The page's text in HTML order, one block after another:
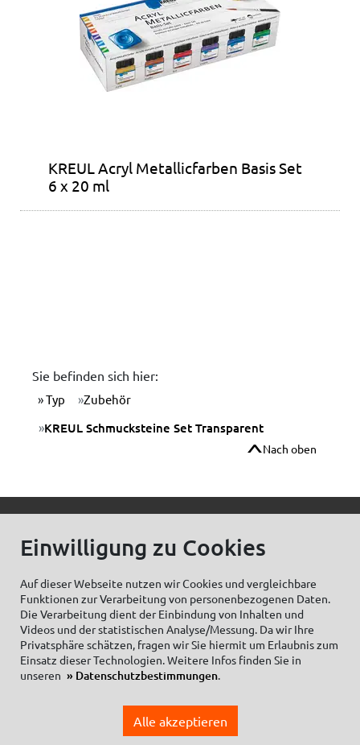
KREUL Acryl Metallicfarben Basis Set
6 x 20 ml
Sie befinden sich hier:
Typ Zubehör
KREUL Schmucksteine Set Transparent
Nach oben
Zum Newsletter anmelden:
Cookieeinstellungen
Impressum
Datenschutzhinweise Social Media
Einkaufsbedingungen
Einwilligung zu Cookies
Auf dieser Webseite nutzen wir Cookies und vergleichbare
Funktionen zur Verarbeitung von personenbezogenen Daten.
Die Verarbeitung dient der Einbindung von Inhalten und
Videos und der statistischen Analyse/Messung. Da wir Ihre
Privatsphäre schätzen, fragen wir Sie hiermit um Erlaubnis zum
Einsatz dieser Technologien. Weitere Infos finden Sie in
unseren
Datenschutzbestimmungen.
Alle akzeptieren